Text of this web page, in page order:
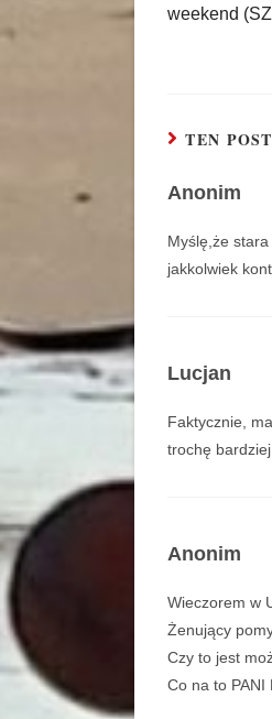
weekend
TEN
Anonim
Myślę,że stara
jakkolwiek
Lucjan
Faktycznie,
trochę
Anonim
Wieczorem w
Żenujący
Czy to jest
Co na to PANI